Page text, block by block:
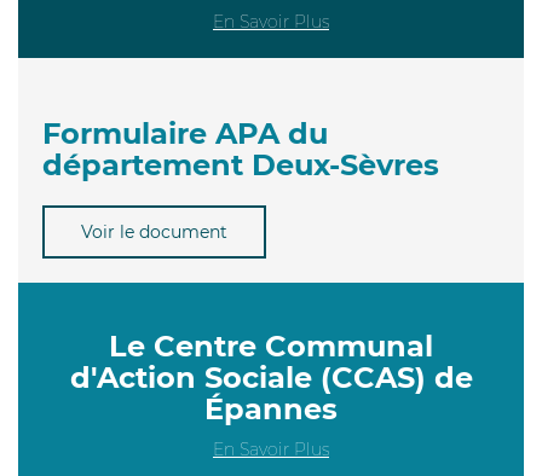
En Savoir Plus
Formulaire APA du
département Deux-Sèvres
Voir le document
Le Centre Communal
d'Action Sociale (CCAS) de
Épannes
En Savoir Plus